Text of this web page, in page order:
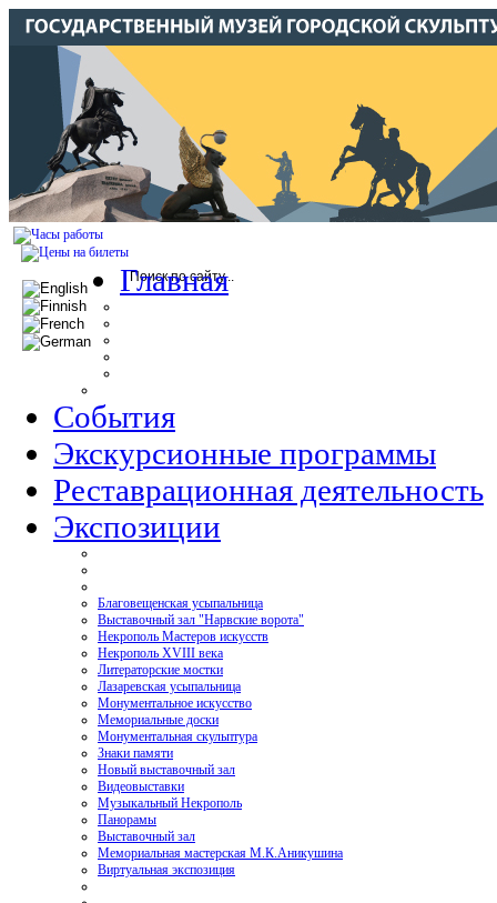
Главная
События
Экскурсионные программы
Реставрационная деятельность
Экспозиции
Благовещенская усыпальница
Выставочный зал "Нарвские ворота"
Некрополь Мастеров искусств
Некрополь XVIII века
Литераторские мостки
Лазаревская усыпальница
Монументальное искусство
Мемориальные доски
Монументальная скульптура
Знаки памяти
Новый выставочный зал
Видеовыставки
Музыкальный Некрополь
Панорамы
Выставочный зал
Мемориальная мастерская М.К.Аникушина
Виртуальная экспозиция